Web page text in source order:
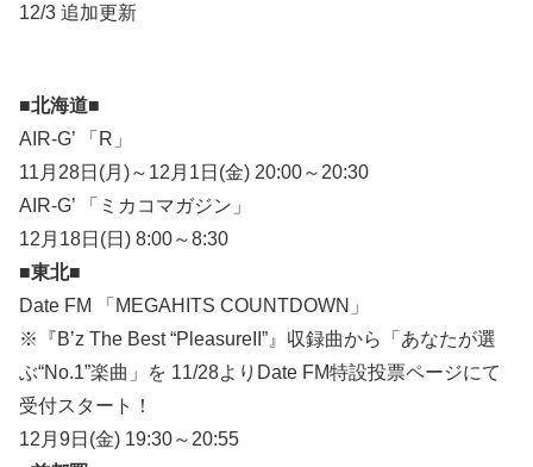
12/3 追加更新
■北海道■
AIR-G’ 「R」
11月28日(月)～12月1日(金) 20:00～20:30
AIR-G’ 「ミカコマガジン」
12月18日(日) 8:00～8:30
■東北■
Date FM 「MEGAHITS COUNTDOWN」
※『B’z The Best “PleasureII”』収録曲から「あなたが選
ぶ“No.1”楽曲」を 11/28よりDate FM特設投票ページにて
受付スタート！
12月9日(金) 19:30～20:55